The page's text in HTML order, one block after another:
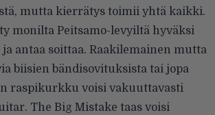
mutta kierrätys toimii yhtä kaikki.
monilta Peitsamo-levyiltä hyväksi
antaa soittaa. Raakilemainen mutta
biisien bändisovituksista tai jopa
raspikurkku voisi vakuuttavasti
The Big Mistake taas voisi